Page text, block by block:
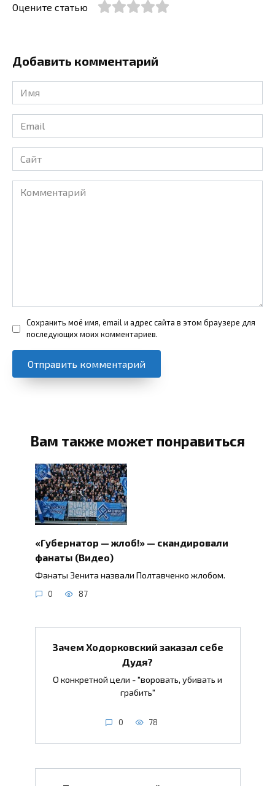
Оцените статью
Добавить комментарий
Имя
*
Email
*
Сайт
Комментарий
Сохранить моё имя, email и адрес сайта в этом браузере для
последующих моих комментариев.
Вам также может понравиться
«Губернатор — жлоб!» — скандировали
фанаты (Видео)
Фанаты Зенита назвали Полтавченко жлобом.
0 87
Зачем Ходорковский заказал себе
Дудя?
О конкретной цели - "воровать, убивать и
грабить"
0 78